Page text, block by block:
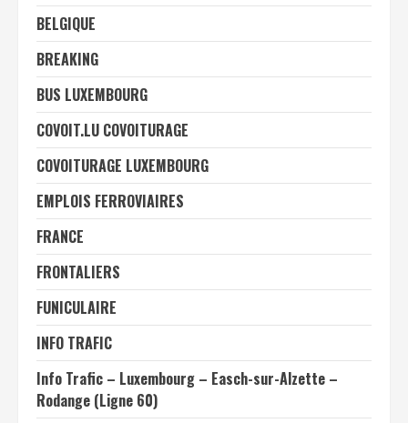
BELGIQUE
BREAKING
BUS LUXEMBOURG
COVOIT.LU COVOITURAGE
COVOITURAGE LUXEMBOURG
EMPLOIS FERROVIAIRES
FRANCE
FRONTALIERS
FUNICULAIRE
INFO TRAFIC
Info Trafic – Luxembourg – Easch-sur-Alzette –
Rodange (Ligne 60)